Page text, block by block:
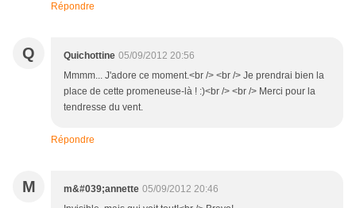
Répondre
Q Quichottine 05/09/2012 20:56
Mmmm... J'adore ce moment.<br /> <br /> Je prendrai bien la
place de cette promeneuse-là ! :)<br /> <br /> Merci pour la
tendresse du vent.
Répondre
M m&#039;annette 05/09/2012 20:46